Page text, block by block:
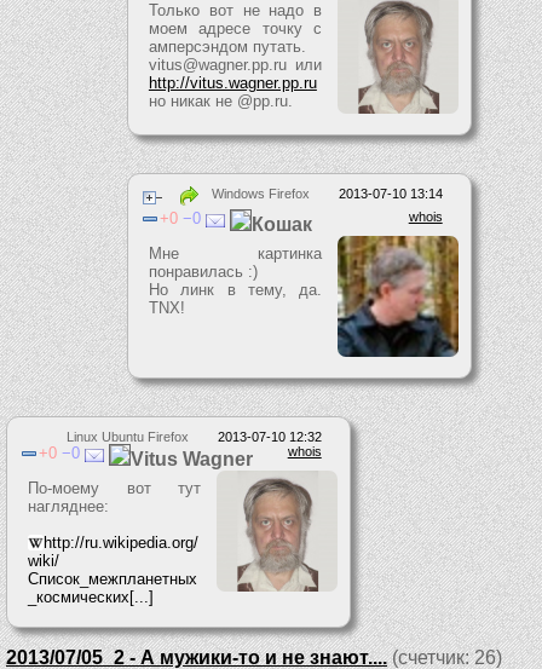
Только вот не надо в
моем адресе точку с
амперсэндом путать.
vitus@wagner.pp.ru или
http://vitus.wagner.pp.ru
но никак не @pp.ru.
2013-07-10 13:14
Windows Firefox
whois
0 0 Кошак
Мне картинка
понравилась :)
Но линк в тему, да.
TNX!
2013-07-10 12:32
Linux Ubuntu Firefox
whois
0 0 Vitus Wagner
По-моему вот тут
нагляднее:
http://ru.wikipedia.org/
wiki/
Список_межпланетных
_космических[...]
2013/07/05_2 - А мужики-то и не знают....(счетчик: 26)